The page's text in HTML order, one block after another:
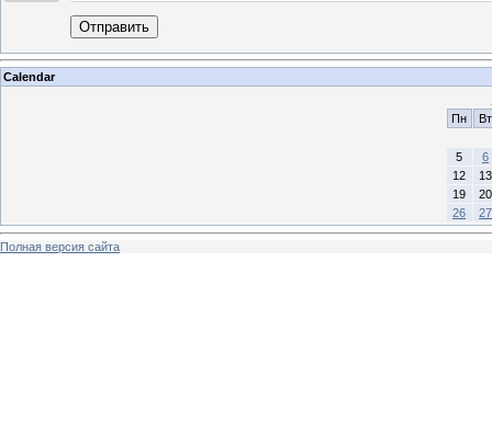
Отправить
Calendar
Пн
Вт
5
6
12
13
19
20
26
27
Полная версия сайта